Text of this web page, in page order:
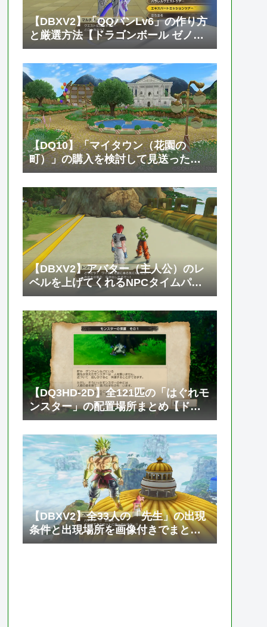
【DBXV2】「QQバンLv6」の作り方
と厳選方法【ドラゴンボール ゼノバ
ース2】
【DQ10】「マイタウン（花園の
町）」の購入を検討して見送った話
【ドラゴンクエスト10 オンライン】
【DBXV2】アバター（主人公）のレ
ベルを上げてくれるNPCタイムパト
ローラー「トソック」の居場所と必
要なゼニーやTPメダルの枚数【ドラ
ゴンボール ゼノバース2】
【DQ3HD-2D】全121匹の「はぐれモ
ンスター」の配置場所まとめ【ドラ
ゴンクエスト3 そして伝説へ…】
【DBXV2】全33人の「先生」の出現
条件と出現場所を画像付きでまとめ
て紹介【ドラゴンボール ゼノバース